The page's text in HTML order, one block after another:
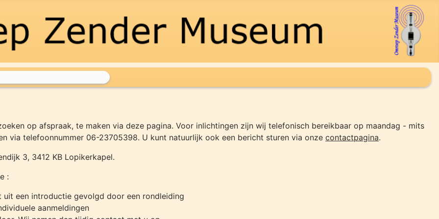
op afspraak, te maken via deze pagina. Voor inlichtingen zijn wij telefonisch bereikbaar op maandag - mits
via telefoonnummer 06-23705398. U kunt natuurlijk ook een bericht sturen via onze contactpagina.
3, 3412 KB Lopikerkapel.
:
uit een introductie gevolgd door een rondleiding
aanmeldingen